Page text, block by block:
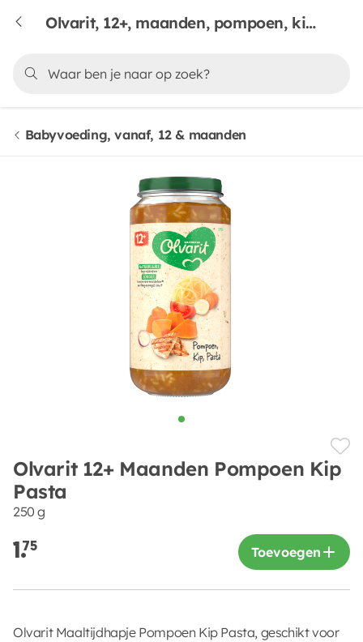
Olvarit, 12+, maanden, pompoen, kip & pasta
Babyvoeding, vanaf, 12 & maanden
Olvarit 12+ Maanden Pompoen Kip
Pasta
250 g
1.75 Toevoegen
Olvarit Maaltijdhapje Pompoen Kip Pasta, geschikt voor